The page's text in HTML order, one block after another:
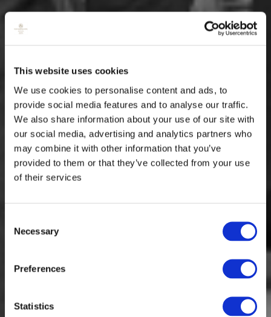
This website uses cookies
We use cookies to personalise content and ads, to
provide social media features and to analyse our traffic.
We also share information about your use of our site with
our social media, advertising and analytics partners who
may combine it with other information that you’ve
provided to them or that they’ve collected from your use
of their services
Selection
Necessary
Preferences
Statistics